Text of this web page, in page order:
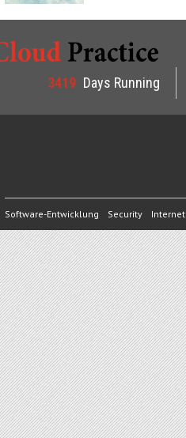
3419 Days Running
Software-Entwicklung Security Internet